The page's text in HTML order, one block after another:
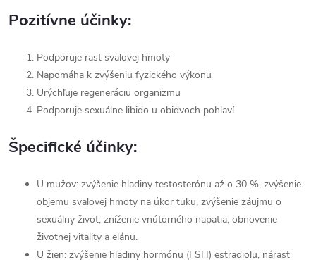
Pozitívne účinky:
Podporuje rast svalovej hmoty
Napomáha k zvýšeniu fyzického výkonu
Urýchľuje regeneráciu organizmu
Podporuje sexuálne libido u obidvoch pohlaví
Špecifické účinky:
U mužov: zvýšenie hladiny testosterónu až o 30 %, zvýšenie
objemu svalovej hmoty na úkor tuku, zvýšenie záujmu o
sexuálny život, zníženie vnútorného napätia, obnovenie
životnej vitality a elánu.
U žien: zvýšenie hladiny hormónu (FSH) estradiolu, nárast